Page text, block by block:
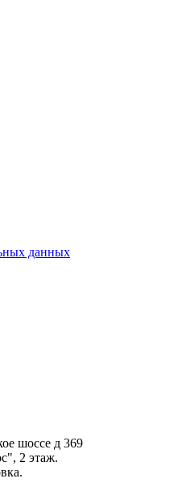
данных
шоссе д 369
2 этаж.